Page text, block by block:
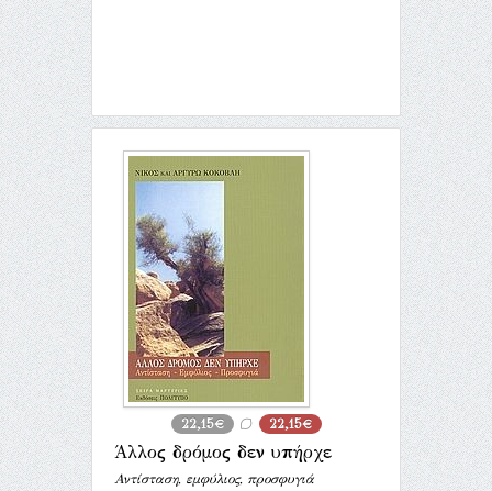
22,15€ 22,15€
Άλλος δρόμος δεν υπήρχε
Αντίσταση, εμφύλιος, προσφυγιά